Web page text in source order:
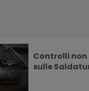
Controlli
sulle